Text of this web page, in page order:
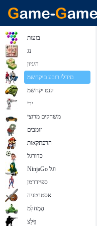
בועות
נג
היגיון
םידלי רובע םיקחשמ
קנט יקחשמ
ירי
משחקים מרוצי
זומבים
הרפתקאות
כדורגל
NinjaGo וגל
ספיידרמן
אסטרטגיה
הָמָחלִמ
ףָלַצ